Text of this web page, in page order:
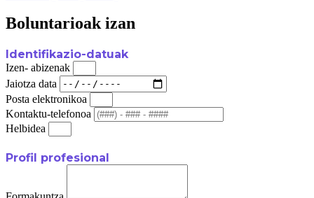
Boluntarioak izan
Identifikazio-datuak
Izen- abizenak
Jaiotza data
Posta elektronikoa
Kontaktu-telefonoa
Helbidea
Profil profesional